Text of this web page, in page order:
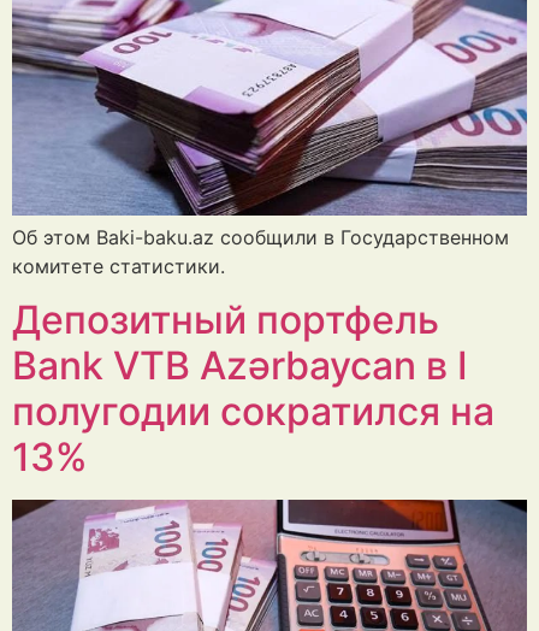
Об этом Baki-baku.az сообщили в Государственном
комитете статистики.
Депозитный портфель
Bank VTB Azərbaycan в I
полугодии сократился на
13%